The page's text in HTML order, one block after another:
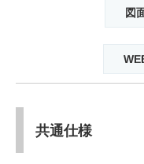
図
共通仕様